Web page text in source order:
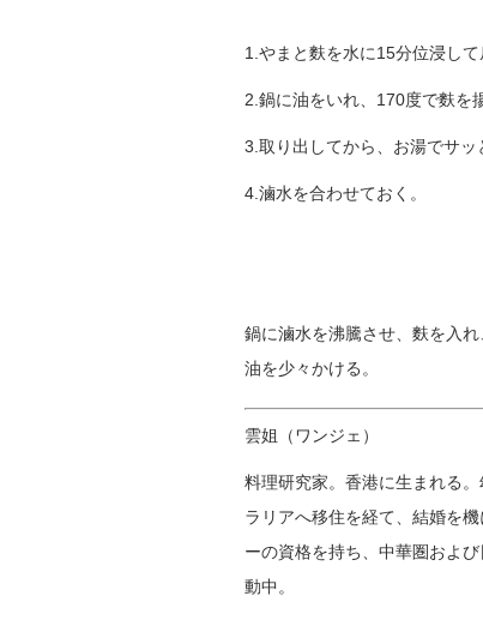
1.やまと麩を水に15分位浸して
2.鍋に油をいれ、170度で麩を
3.取り出してから、お湯でサッ
4.滷水を合わせておく。
鍋に滷水を沸騰させ、麩を入れ
油を少々かける。
雲姐（ワンジェ）
料理研究家。香港に生まれる
ラリアへ移住を経て、結婚を
ーの資格を持ち、中華圏およ
動中。